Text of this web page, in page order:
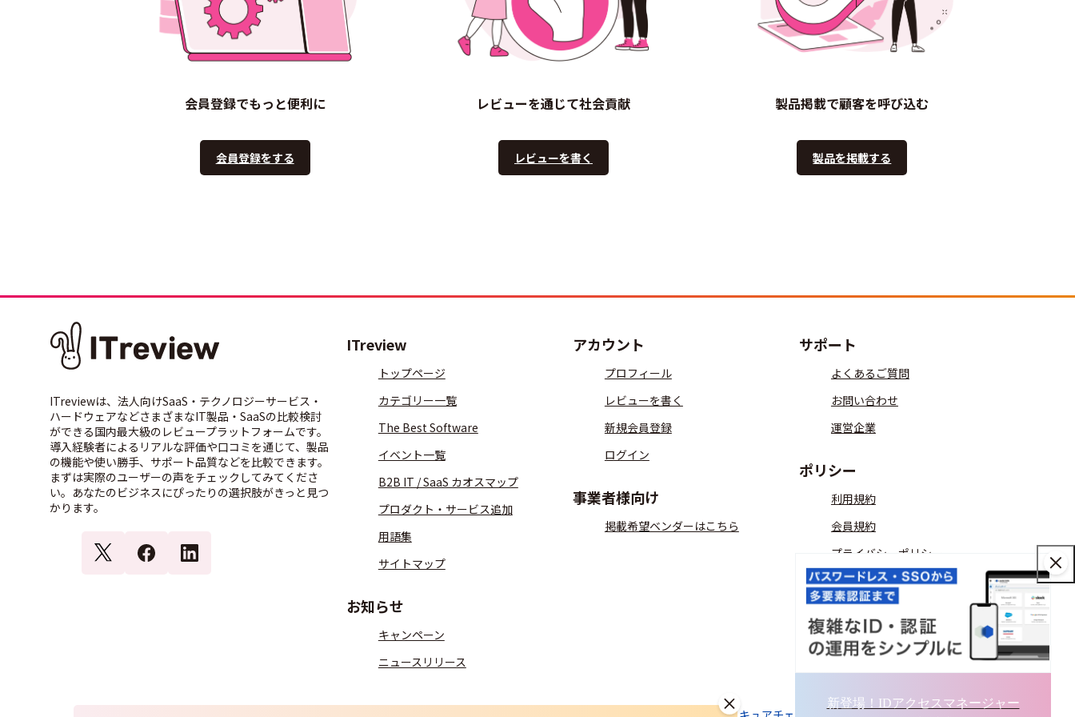
会員登録でもっと便利に
会員登録をする
レビューを通じて社会貢献
レビューを書く
製品掲載で顧客を呼び込む
製品を掲載する
新登場！IDアクセスマネージャー
ITreviewは、法人向けSaaS・テクノロジーサービス・
ハードウェアなどさまざまなIT製品・SaaSの比較検討
ができる国内最大級のレビュープラットフォームです。
導入経験者によるリアルな評価や口コミを通じて、製品
の機能や使い勝手、サポート品質などを比較できます。
まずは実際のユーザーの声をチェックしてみてくださ
い。あなたのビジネスにぴったりの選択肢がきっと見つ
かります。
ITreview
トップページ
カテゴリー一覧
The Best Software
イベント一覧
B2B IT / SaaS カオスマップ
プロダクト・サービス追加
用語集
サイトマップ
お知らせ
キャンペーン
ニュースリリース
アカウント
プロフィール
レビューを書く
新規会員登録
ログイン
事業者様向け
掲載希望ベンダーはこちら
サポート
よくあるご質問
お問い合わせ
運営企業
ポリシー
利用規約
会員規約
プライバシーポリシー
コミュニティガイドライン
ITreview Gridの算出方法
匿名加工情報